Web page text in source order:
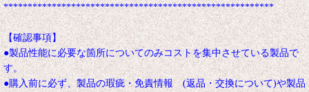
********************************************************
【確認事項】
●製品性能に必要な箇所についてのみコストを集中させている製品で
す。
●購入前に必ず、製品の瑕疵・免責情報 (返品・交換について)や製品